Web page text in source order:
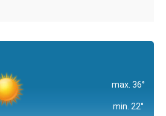
max. 36°
min. 22°